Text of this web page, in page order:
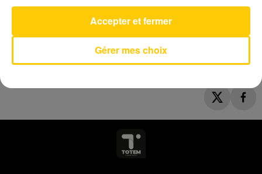
Gérer mes choix
Accepter et fermer